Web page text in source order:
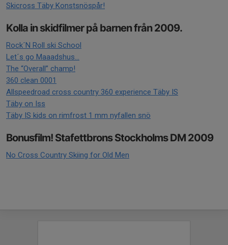
Skicross Täby Konstsnöspår!
Kolla in skidfilmer på barnen från 2009.
Rock´N Roll ski School
Let´s go Maaadshus…
The “Overall” champ!
360 clean 0001
Allspeedroad cross country 360 experience Täby IS
Täby on Iss
Täby IS kids on rimfrost 1 mm nyfallen snö
Bonusfilm! Stafettbrons Stockholms DM 2009
No Cross Country Skiing for Old Men